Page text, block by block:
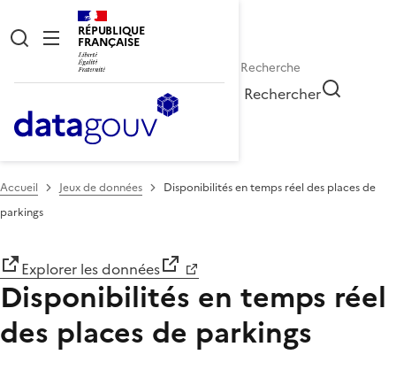
RÉPUBLIQUE
FRANÇAISE
Rechercher
Accueil Jeux de données
Disponibilités en temps réel des places de
parkings
Explorer les données
Disponibilités en temps réel
des places de parkings